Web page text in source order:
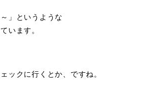
」というような
います。
ックに行くとか、ですね。